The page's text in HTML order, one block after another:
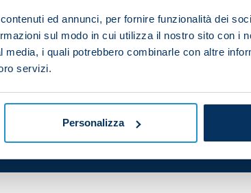
ed annunci, per fornire funzionalità dei
sul modo in cui utilizza il nostro sito con i
i quali potrebbero combinarle con altre
servizi.
Personalizza
guided through a series of technical
and support the team